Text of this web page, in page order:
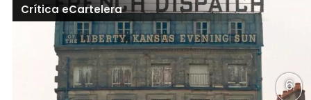
Crítica eCartelera
6